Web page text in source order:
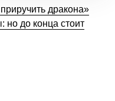
дракона»
но до конца стоит